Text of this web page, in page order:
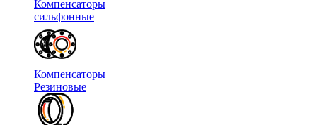
Компенсаторы
сильфонные
Компенсаторы
Резиновые